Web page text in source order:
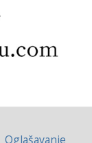
Oglašavanje